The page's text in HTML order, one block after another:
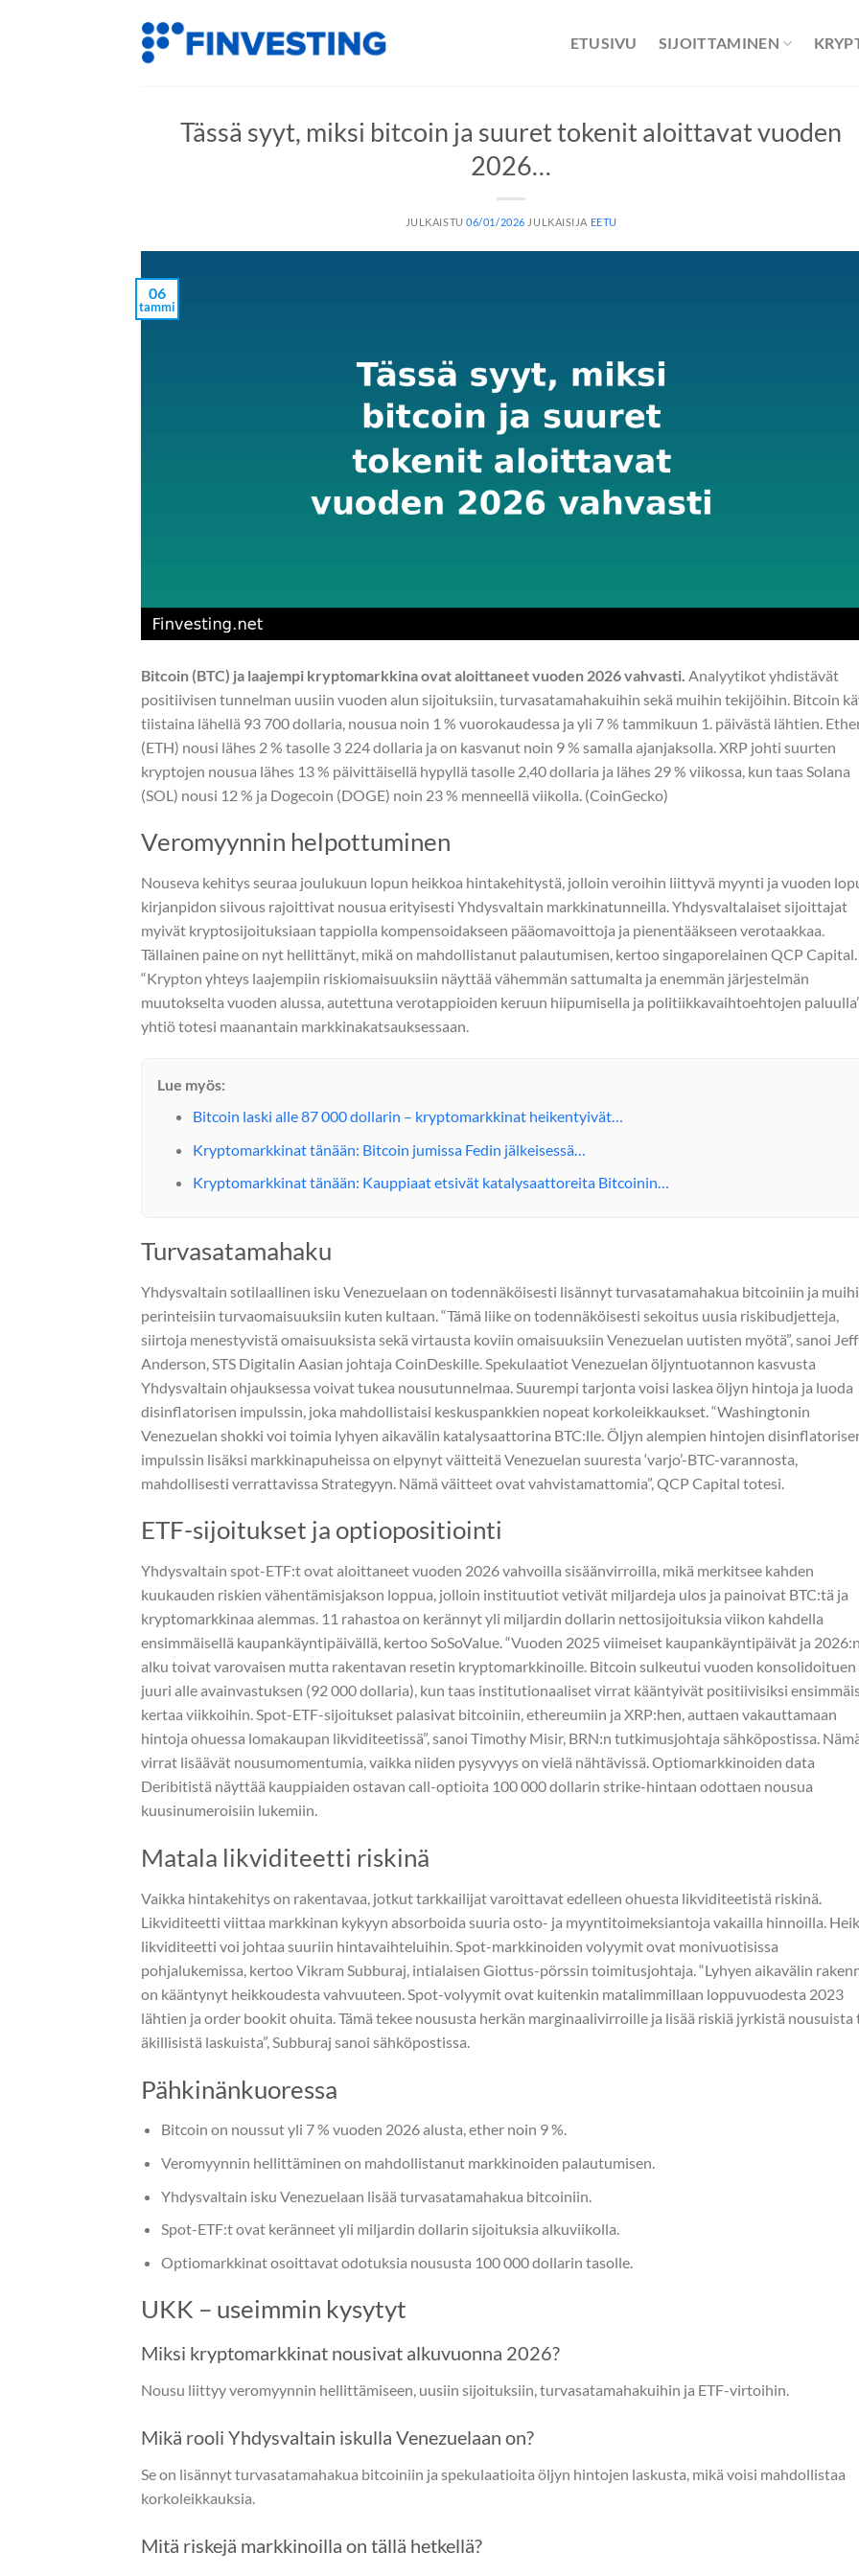
ETUSIVU SIJOITTAMINEN
Tässä syyt, miksi bitcoin ja suuret tokenit aloittavat vuoden
2026…
JULKAISTU06/01/2026 JULKAISIJA EETU
06
tammi
Bitcoin (BTC) ja laajempi kryptomarkkina ovat aloittaneet vuoden 2026 vahvasti. Analyytikot yhdistävät
positiivisen tunnelman uusiin vuoden alun sijoituksiin, turvasatamahakuihin sekä muihin tekijöihin. Bitcoin
tiistaina lähellä 93 700 dollaria, nousua noin 1 % vuorokaudessa ja yli 7 % tammikuun 1. päivästä lähtien.
(ETH) nousi lähes 2 % tasolle 3 224 dollaria ja on kasvanut noin 9 % samalla ajanjaksolla. XRP johti suurten
kryptojen nousua lähes 13 % päivittäisellä hypyllä tasolle 2,40 dollaria ja lähes 29 % viikossa, kun taas Solana
(SOL) nousi 12 % ja Dogecoin (DOGE) noin 23 % menneellä viikolla. (CoinGecko)
Veromyynnin helpottuminen
Nouseva kehitys seuraa joulukuun lopun heikkoa hintakehitystä, jolloin veroihin liittyvä myynti ja vuoden
kirjanpidon siivous rajoittivat nousua erityisesti Yhdysvaltain markkinatunneilla. Yhdysvaltalaiset sijoittajat
myivät kryptosijoituksiaan tappiolla kompensoidakseen pääomavoittoja ja pienentääkseen verotaakkaa.
Tällainen paine on nyt hellittänyt, mikä on mahdollistanut palautumisen, kertoo singaporelainen QCP Capital.
“Krypton yhteys laajempiin riskiomaisuuksiin näyttää vähemmän sattumalta ja enemmän järjestelmän
muutokselta vuoden alussa, autettuna verotappioiden keruun hiipumisella ja politiikkavaihtoehtojen
yhtiö totesi maanantain markkinakatsauksessaan.
Lue myös:
Bitcoin laski alle 87 000 dollarin – kryptomarkkinat heikentyivät…
Kryptomarkkinat tänään: Bitcoin jumissa Fedin jälkeisessä…
Kryptomarkkinat tänään: Kauppiaat etsivät katalysaattoreita Bitcoinin…
Turvasatamahaku
Yhdysvaltain sotilaallinen isku Venezuelaan on todennäköisesti lisännyt turvasatamahakua bitcoiniin ja
perinteisiin turvaomaisuuksiin kuten kultaan. “Tämä liike on todennäköisesti sekoitus uusia riskibudjetteja,
siirtoja menestyvistä omaisuuksista sekä virtausta koviin omaisuuksiin Venezuelan uutisten myötä”, sanoi Jeff
Anderson, STS Digitalin Aasian johtaja CoinDeskille. Spekulaatiot Venezuelan öljyntuotannon kasvusta
Yhdysvaltain ohjauksessa voivat tukea nousutunnelmaa. Suurempi tarjonta voisi laskea öljyn hintoja ja luoda
disinflatorisen impulssin, joka mahdollistaisi keskuspankkien nopeat korkoleikkaukset. “Washingtonin
Venezuelan shokki voi toimia lyhyen aikavälin katalysaattorina BTC:lle. Öljyn alempien hintojen
impulssin lisäksi markkinapuheissa on elpynyt väitteitä Venezuelan suuresta ‘varjo’-BTC-varannosta,
mahdollisesti verrattavissa Strategyyn. Nämä väitteet ovat vahvistamattomia”, QCP Capital totesi.
ETF-sijoitukset ja optiopositiointi
Yhdysvaltain spot-ETF:t ovat aloittaneet vuoden 2026 vahvoilla sisäänvirroilla, mikä merkitsee kahden
kuukauden riskien vähentämisjakson loppua, jolloin instituutiot vetivät miljardeja ulos ja painoivat BTC:tä ja
kryptomarkkinaa alemmas. 11 rahastoa on kerännyt yli miljardin dollarin nettosijoituksia viikon kahdella
ensimmäisellä kaupankäyntipäivällä, kertoo SoSoValue. “Vuoden 2025 viimeiset kaupankäyntipäivät ja 2026:n
alku toivat varovaisen mutta rakentavan resetin kryptomarkkinoille. Bitcoin sulkeutui vuoden konsolidoituen
juuri alle avainvastuksen (92 000 dollaria), kun taas institutionaaliset virrat kääntyivät positiivisiksi
kertaa viikkoihin. Spot-ETF-sijoitukset palasivat bitcoiniin, ethereumiin ja XRP:hen, auttaen vakauttamaan
hintoja ohuessa lomakaupan likviditeetissä”, sanoi Timothy Misir, BRN:n tutkimusjohtaja sähköpostissa.
virrat lisäävät nousumomentumia, vaikka niiden pysyvyys on vielä nähtävissä. Optiomarkkinoiden data
Deribitistä näyttää kauppiaiden ostavan call-optioita 100 000 dollarin strike-hintaan odottaen nousua
kuusinumeroisiin lukemiin.
Matala likviditeetti riskinä
Vaikka hintakehitys on rakentavaa, jotkut tarkkailijat varoittavat edelleen ohuesta likviditeetistä riskinä.
Likviditeetti viittaa markkinan kykyyn absorboida suuria osto- ja myyntitoimeksiantoja vakailla hinnoilla.
likviditeetti voi johtaa suuriin hintavaihteluihin. Spot-markkinoiden volyymit ovat monivuotisissa
pohjalukemissa, kertoo Vikram Subburaj, intialaisen Giottus-pörssin toimitusjohtaja. “Lyhyen aikavälin
on kääntynyt heikkoudesta vahvuuteen. Spot-volyymit ovat kuitenkin matalimmillaan loppuvuodesta 2023
lähtien ja order bookit ohuita. Tämä tekee noususta herkän marginaalivirroille ja lisää riskiä jyrkistä nousuista
äkillisistä laskuista”, Subburaj sanoi sähköpostissa.
Pähkinänkuoressa
Bitcoin on noussut yli 7 % vuoden 2026 alusta, ether noin 9 %.
Veromyynnin hellittäminen on mahdollistanut markkinoiden palautumisen.
Yhdysvaltain isku Venezuelaan lisää turvasatamahakua bitcoiniin.
Spot-ETF:t ovat keränneet yli miljardin dollarin sijoituksia alkuviikolla.
Optiomarkkinat osoittavat odotuksia noususta 100 000 dollarin tasolle.
UKK – useimmin kysytyt
Miksi kryptomarkkinat nousivat alkuvuonna 2026?
Nousu liittyy veromyynnin hellittämiseen, uusiin sijoituksiin, turvasatamahakuihin ja ETF-virtoihin.
Mikä rooli Yhdysvaltain iskulla Venezuelaan on?
Se on lisännyt turvasatamahakua bitcoiniin ja spekulaatioita öljyn hintojen laskusta, mikä voisi mahdollistaa
korkoleikkauksia.
Mitä riskejä markkinoilla on tällä hetkellä?